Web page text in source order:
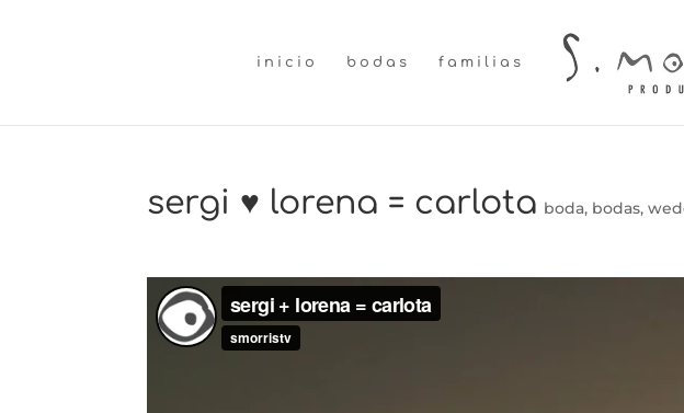
inicio bodas familias
sergi ♥ lorena = carlota boda, bodas,